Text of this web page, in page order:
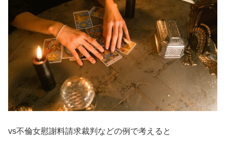
vs不倫女慰謝料請求裁判などの例で考えると